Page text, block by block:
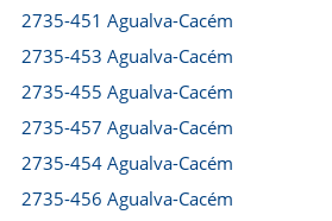
2735-451 Agualva-Cacém
2735-453 Agualva-Cacém
2735-455 Agualva-Cacém
2735-457 Agualva-Cacém
2735-454 Agualva-Cacém
2735-456 Agualva-Cacém